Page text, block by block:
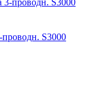
проводн. S3000